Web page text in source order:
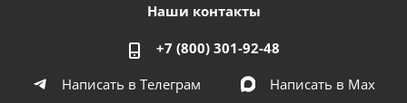
Наши контакты
+7 (800) 301-92-48
Написать в Телеграм
Написать в Мах